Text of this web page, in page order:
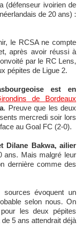
(défenseur ivoirien de
de 20 ans) :
le RCSA ne compte
après avoir réussi à
par le RC Lens,
pépites de Ligue 2.
est en
de Bordeaux
. Preuve que les deux
mercredi soir lors
au Goal FC (2-0).
Dilane Bakwa, ailier
ans. Mais malgré leur
dernière comme des
sources évoquent un
selon nous. On
les deux pépites
5 ans attendrait déjà